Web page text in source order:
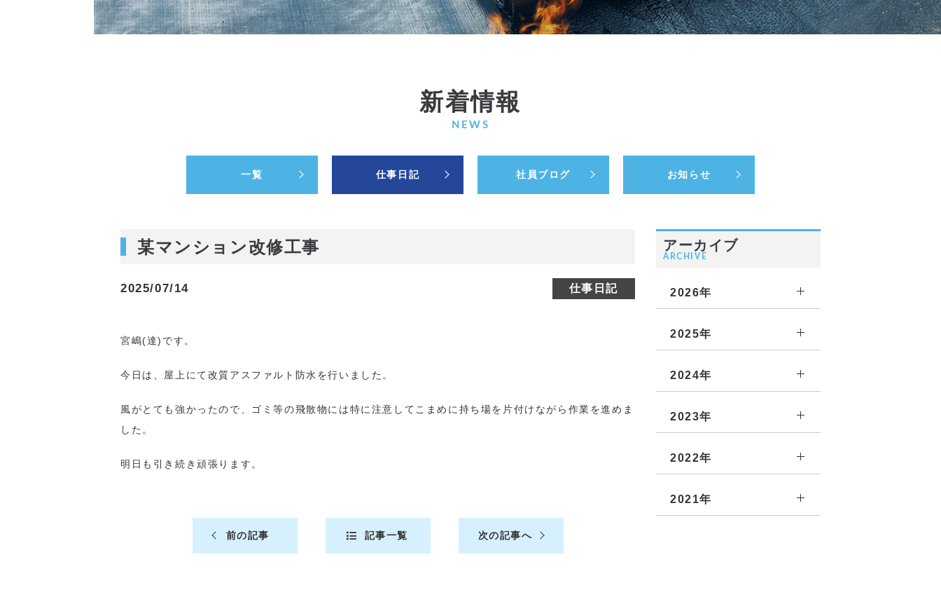
新着情報
NEWS
一覧 仕事日記 社員ブログ お知らせ
某マンション改修工事
2025/07/14 仕事日記
宮嶋(達)です。
今日は、屋上にて改質アスファルト防水を行いました。
風がとても強かったので、ゴミ等の飛散物には特に注意してこまめに持ち場を片付けながら作業を進めま
した。
明日も引き続き頑張ります。
前の記事 記事一覧 次の記事へ
アーカイブ
ARCHIVE
2026年
2025年
2024年
2023年
2022年
2021年